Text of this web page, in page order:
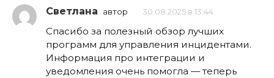
Светлана автор 30.08.2025 в 13:44
Спасибо за полезный обзор лучших
программ для управления инцидентами.
Информация про интеграции и
уведомления очень помогла — теперь